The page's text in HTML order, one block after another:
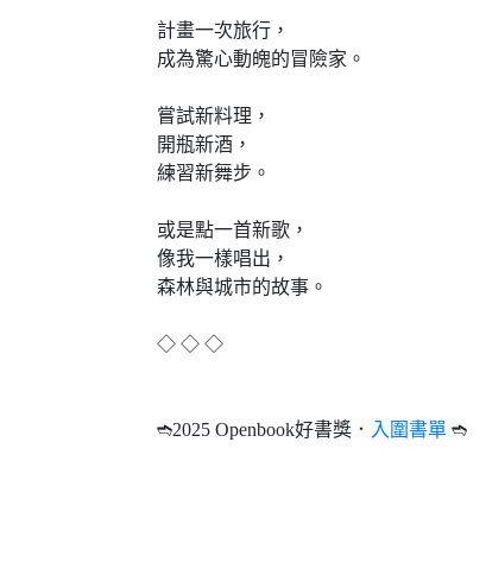
計畫一次旅行，
成為驚心動魄的冒險家。
嘗試新料理，
開瓶新酒，
練習新舞步。
或是點一首新歌，
像我一樣唱出，
森林與城市的故事。
◇ ◇ ◇
➬2025 Openbook好書獎． 入圍書單 ➬